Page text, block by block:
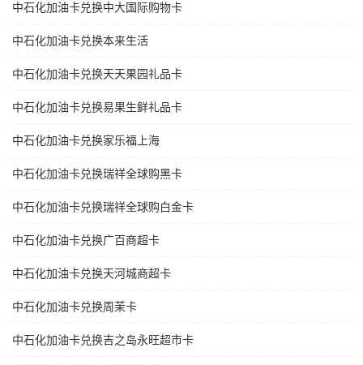
中石化加油卡兑换中大国际购物卡
中石化加油卡兑换本来生活
中石化加油卡兑换天天果园礼品卡
中石化加油卡兑换易果生鲜礼品卡
中石化加油卡兑换家乐福上海
中石化加油卡兑换瑞祥全球购黑卡
中石化加油卡兑换瑞祥全球购白金卡
中石化加油卡兑换广百商超卡
中石化加油卡兑换天河城商超卡
中石化加油卡兑换周茉卡
中石化加油卡兑换吉之岛永旺超市卡